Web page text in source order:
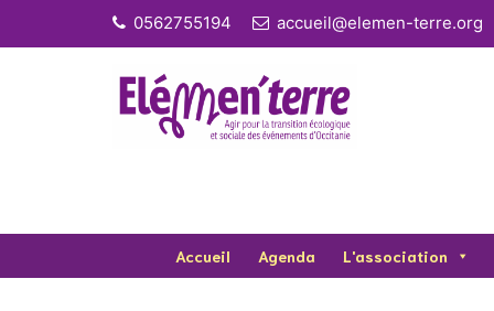
0562755194 accueil@elemen-terre.org
Accueil Agenda L'association